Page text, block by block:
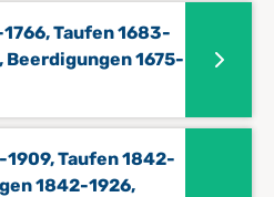
Taufen 1683-
Beerdigungen 1675-
Taufen 1842-
1842-1926,